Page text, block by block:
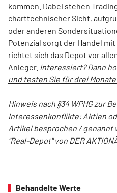
kommen. Dabei stehen
charttechnischer Sicht,
oder anderen
Potenzial sorgt der Handel
richtet sich das Depot vor
Anleger. Interessiert? Dann
und testen Sie für drei
Hinweis nach §34 WPHG zur
Interessenkonflikte: Aktien
Artikel besprochen / genannt
"Real-Depot" von DER
Behandelte Werte